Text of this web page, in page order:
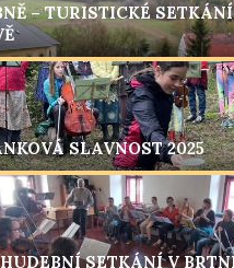
– TURISTICKÉ
SLAVNOST 2025
SETKÁNÍ V